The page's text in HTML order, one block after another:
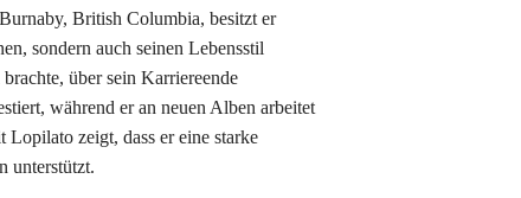
British Columbia, besitzt er
sondern auch seinen Lebensstil
über sein Karriereende
während er an neuen Alben arbeitet
zeigt, dass er eine starke
unterstützt.